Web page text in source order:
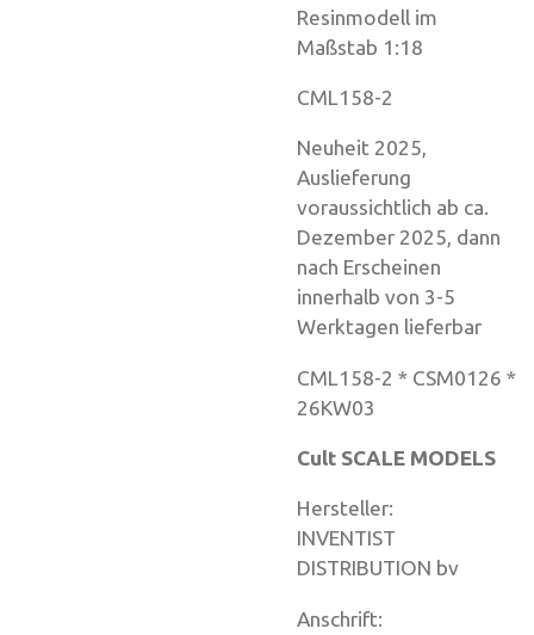
Resinmodell im
Maßstab 1:18
CML158-2
Neuheit 2025,
Auslieferung
voraussichtlich ab ca.
Dezember 2025, dann
nach Erscheinen
innerhalb von 3-5
Werktagen lieferbar
CML158-2 * CSM0126 *
26KW03
Cult SCALE MODELS
INVENTIST
DISTRIBUTION bv